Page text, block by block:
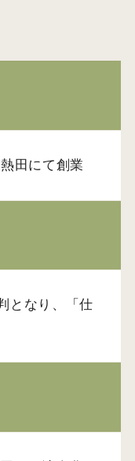
田にて創業
となり、「仕